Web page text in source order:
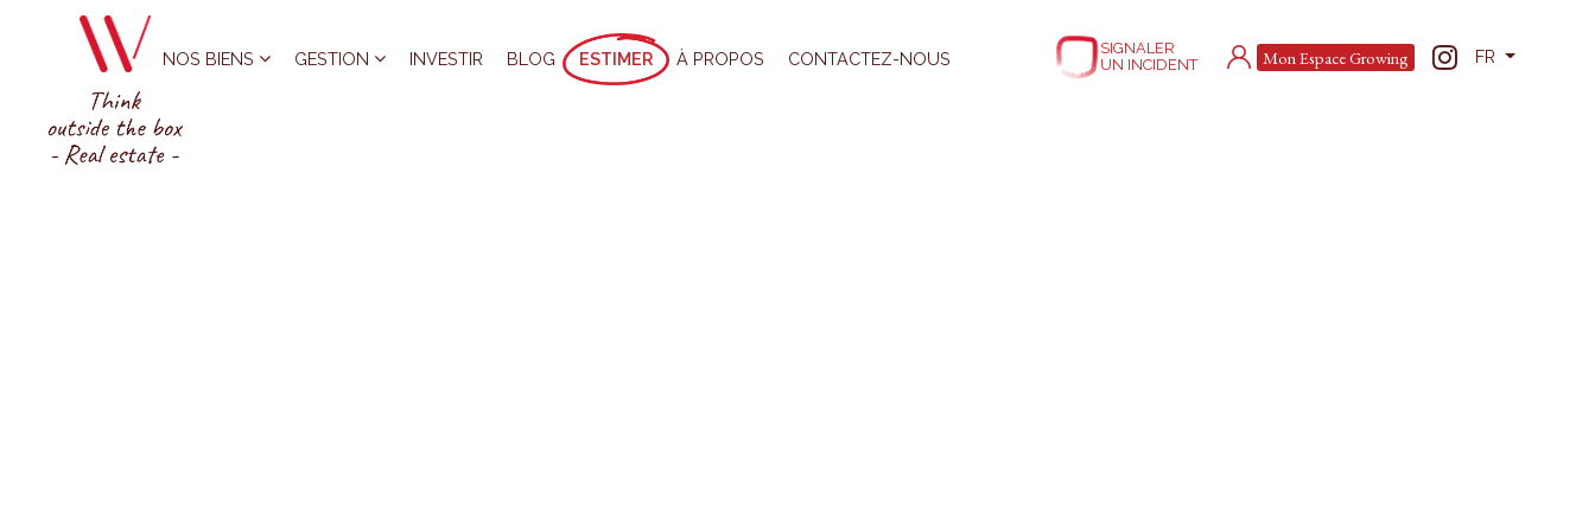
NOS BIENS GESTION INVESTIR BLOG ESTIMER À PROPOS CONTACTEZ-NOUS
SIGNALER
UN INCIDENT
Mon Espace Growing FR